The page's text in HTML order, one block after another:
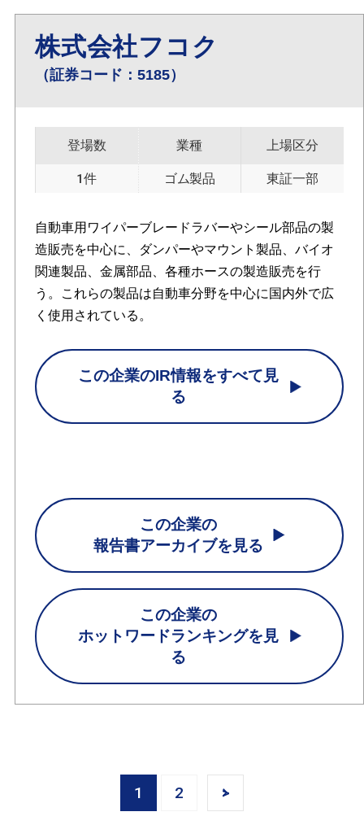
株式会社フコク
（証券コード：5185）
登場数
1件
業種
ゴム製品
上場区分
東証一部
自動車用ワイパーブレードラバーやシール部品の製
造販売を中心に、ダンパーやマウント製品、バイオ
関連製品、金属部品、各種ホースの製造販売を行
う。これらの製品は自動車分野を中心に国内外で広
く使用されている。
この企業のIR情報をすべて見
る
この企業の
報告書アーカイブを見る
この企業の
ホットワードランキングを見
る
1 2 >